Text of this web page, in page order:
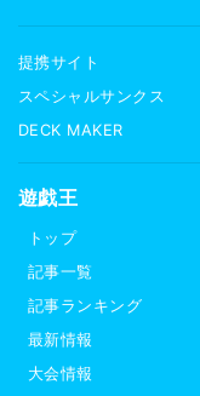
提携サイト
スペシャルサンクス
DECK MAKER
遊戯王
トップ
記事一覧
記事ランキング
最新情報
大会情報